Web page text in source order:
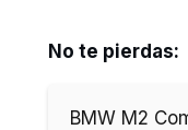
No te pierdas:
BMW M2